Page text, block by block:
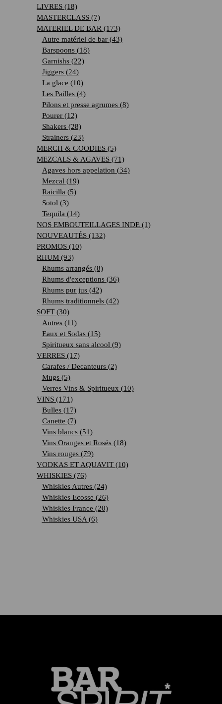
LIVRES (18)
MASTERCLASS (7)
MATERIEL DE BAR (173)
Autre matériel de bar (43)
Barspoons (18)
Garnishs (22)
Jiggers (24)
La glace (10)
Les Pailles (4)
Pilons et presse agrumes (8)
Pourer (12)
Shakers (28)
Strainers (23)
MERCH & GOODIES (5)
MEZCALS & AGAVES (71)
Agaves hors appelation (34)
Mezcal (19)
Raicilla (5)
Sotol (3)
Tequila (14)
NOS EMBOUTEILLAGES INDE (1)
NOUVEAUTÉS (132)
PROMOS (10)
RHUM (93)
Rhums arrangés (8)
Rhums d'exceptions (36)
Rhums pur jus (42)
Rhums traditionnels (42)
SOFT (30)
Autres (11)
Eaux et Sodas (15)
Spiritueux sans alcool (9)
VERRES (17)
Carafes / Decanteurs (2)
Mugs (5)
Verres Vins & Spiritueux (10)
VINS (171)
Bulles (17)
Canette (7)
Vins blancs (51)
Vins Oranges et Rosés (18)
Vins rouges (79)
VODKAS ET AQUAVIT (10)
WHISKIES (76)
Whiskies Autres (24)
Whiskies Ecosse (26)
Whiskies France (20)
Whiskies USA (6)